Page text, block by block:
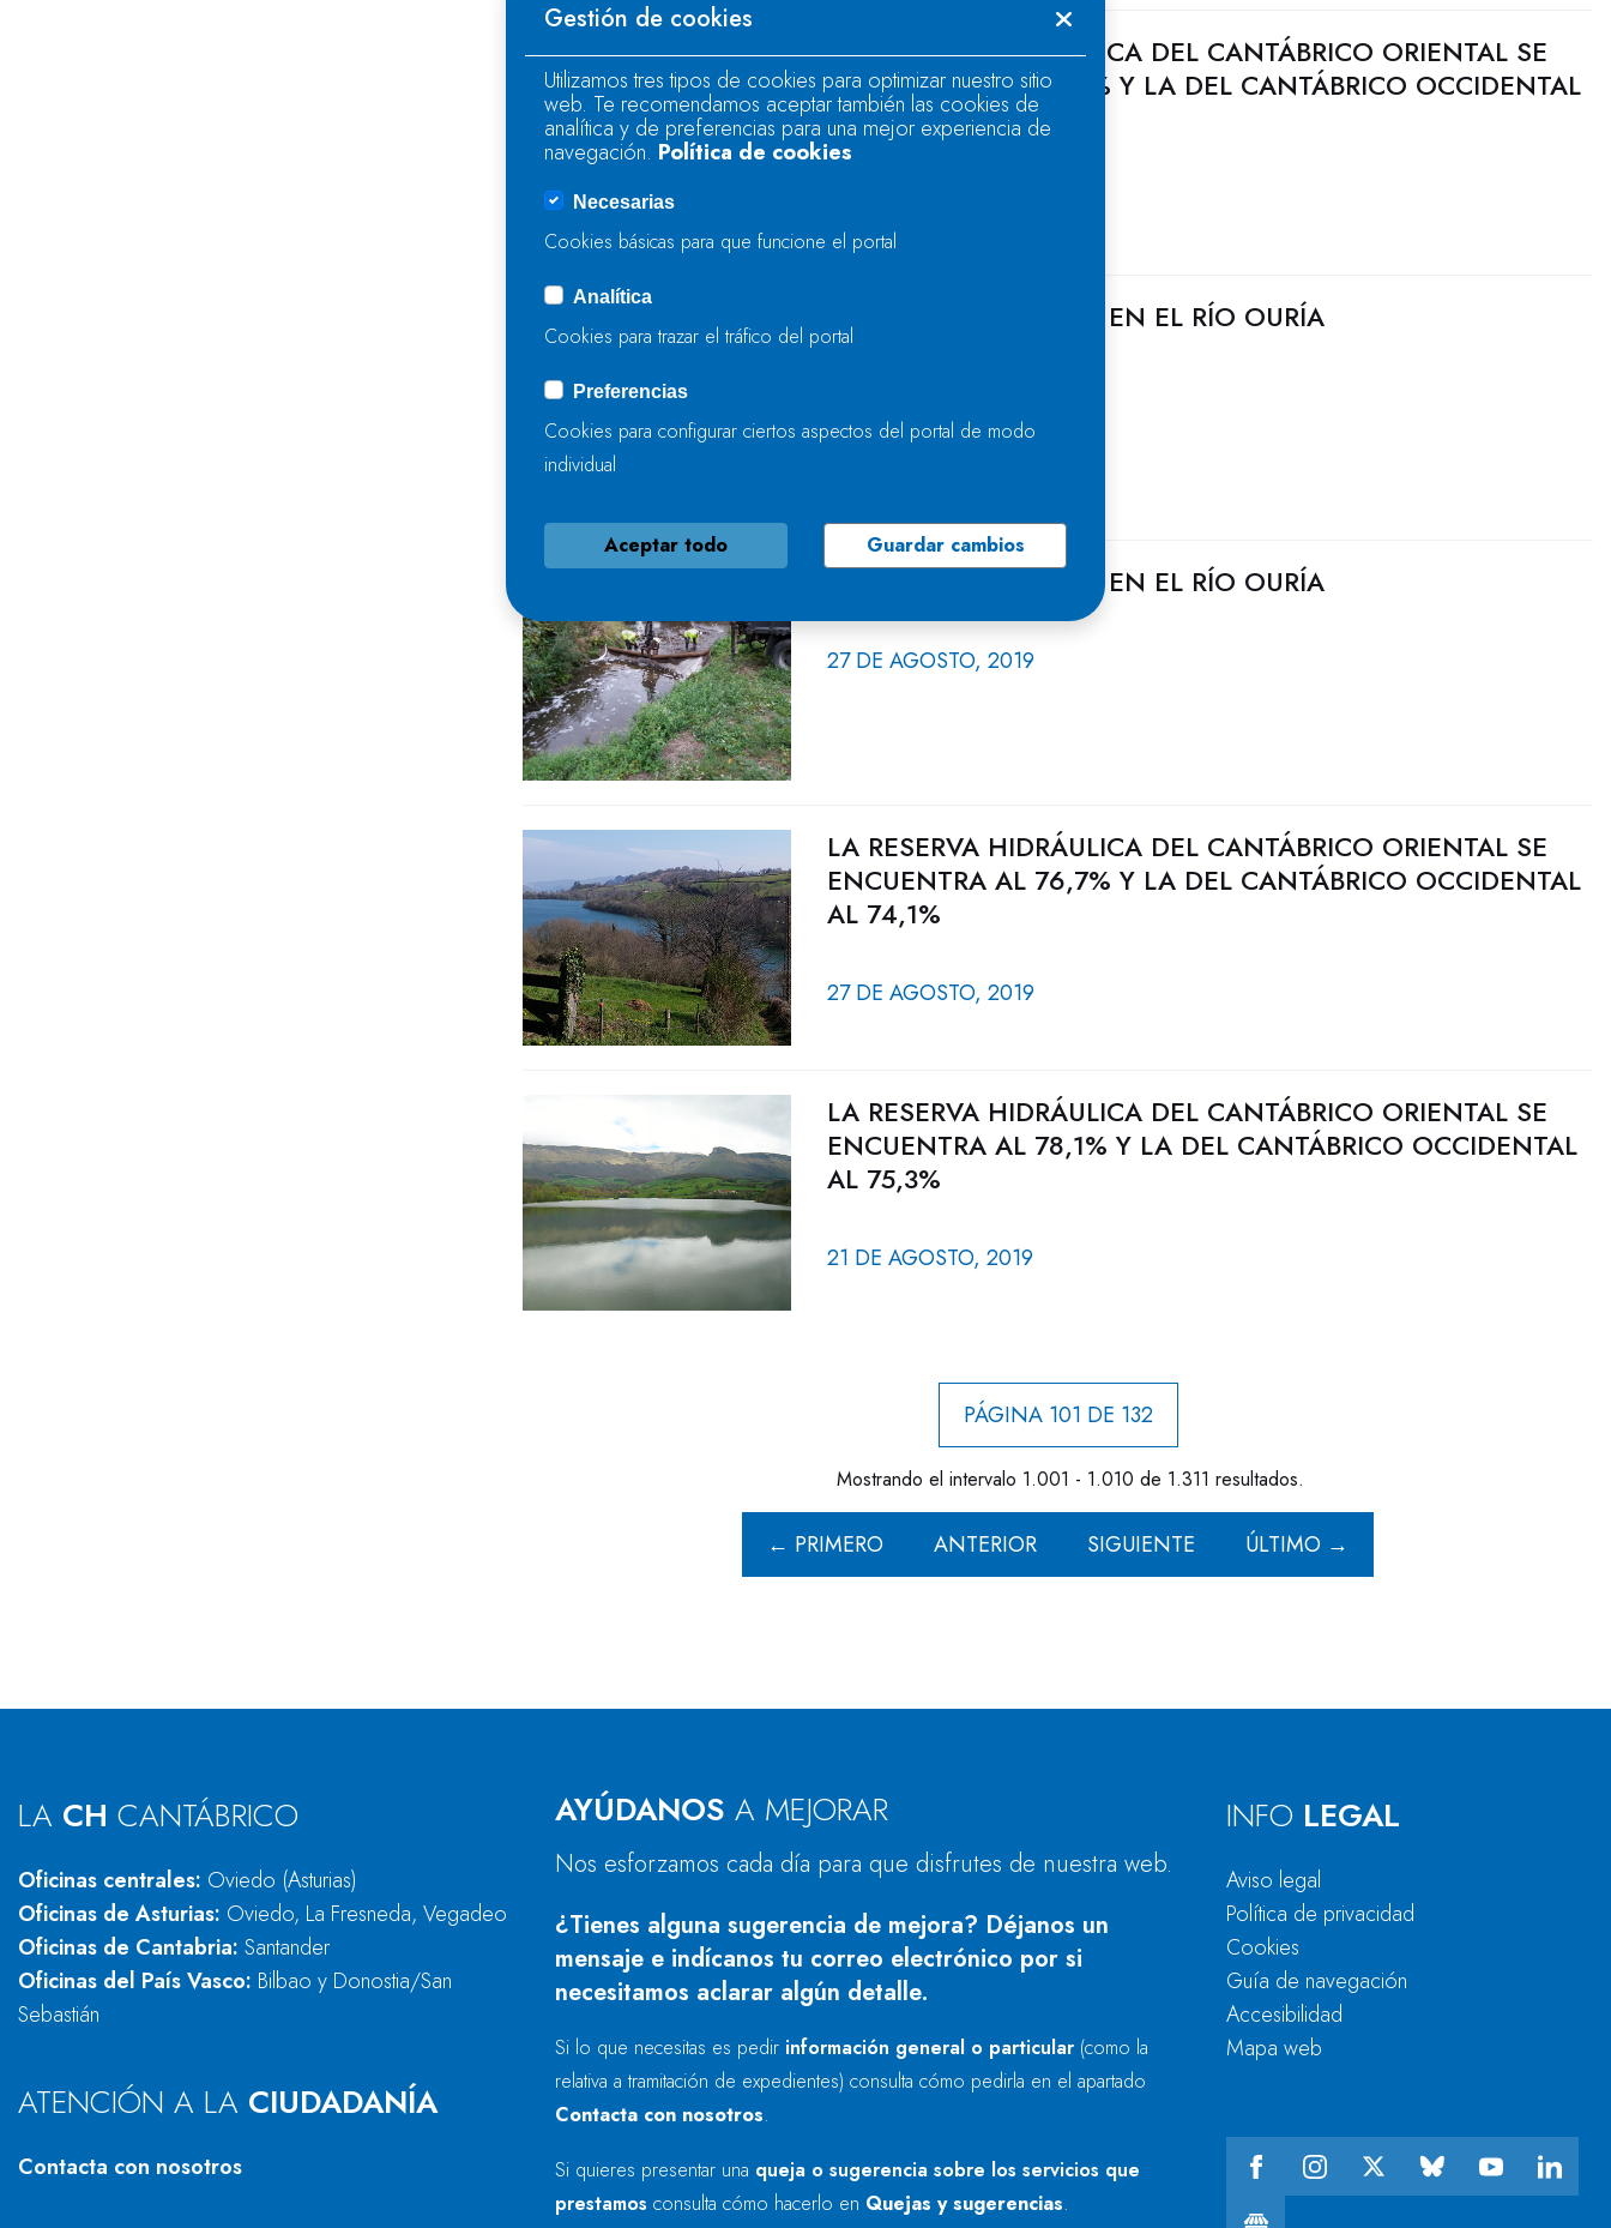
LA RESERVA HIDRÁULICA DEL CANTÁBRICO ORIENTAL SE
ENCUENTRA AL 76,7% Y LA DEL CANTÁBRICO OCCIDENTAL
AL 72%
VERTIDO DE PURINES EN EL RÍO OURÍA
VERTIDO DE PURINES EN EL RÍO OURÍA
27 DE AGOSTO, 2019
LA RESERVA HIDRÁULICA DEL CANTÁBRICO ORIENTAL SE
ENCUENTRA AL 76,7% Y LA DEL CANTÁBRICO OCCIDENTAL
AL 74,1%
27 DE AGOSTO, 2019
LA RESERVA HIDRÁULICA DEL CANTÁBRICO ORIENTAL SE
ENCUENTRA AL 78,1% Y LA DEL CANTÁBRICO OCCIDENTAL
AL 75,3%
21 DE AGOSTO, 2019
PÁGINA 101 DE 132
Mostrando el intervalo 1.001 - 1.010 de 1.311 resultados.
← PRIMERO ANTERIOR SIGUIENTE ÚLTIMO →
LA CH CANTÁBRICO
Oficinas centrales: Oviedo (Asturias)
Oficinas de Asturias: Oviedo, La Fresneda, Vegadeo
Oficinas de Cantabria: Santander
Oficinas del País Vasco: Bilbao y Donostia/San
Sebastián
ATENCIÓN A LA CIUDADANÍA
Contacta con nosotros
AYÚDANOS A MEJORAR
Nos esforzamos cada día para que disfrutes de nuestra web.
¿Tienes alguna sugerencia de mejora? Déjanos un
mensaje e indícanos tu correo electrónico por si
necesitamos aclarar algún detalle.
Si lo que necesitas es pedir información general o particular (como la
relativa a tramitación de expedientes) consulta cómo pedirla en el apartado
Contacta con nosotros.
Si quieres presentar una queja o sugerencia sobre los servicios que
prestamos consulta cómo hacerlo en Quejas y sugerencias.
INFO LEGAL
Aviso legal
Política de privacidad
Cookies
Guía de navegación
Accesibilidad
Mapa web
Gestión de cookies
Utilizamos tres tipos de cookies para optimizar nuestro sitio
web. Te recomendamos aceptar también las cookies de
analítica y de preferencias para una mejor experiencia de
navegación. Política de cookies
Necesarias
Cookies básicas para que funcione el portal
Analítica
Cookies para trazar el tráfico del portal
Preferencias
Cookies para configurar ciertos aspectos del portal de modo
individual
Aceptar todo Guardar cambios